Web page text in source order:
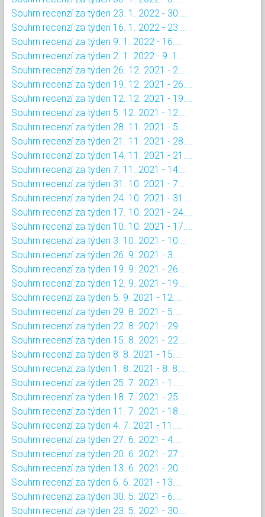
Souhrn recenzí za týden 23. 1. 2022 - 30....
Souhrn recenzí za týden 16. 1. 2022 - 23....
Souhrn recenzí za týden 9. 1. 2022 - 16....
Souhrn recenzí za týden 2. 1. 2022 - 9. 1....
Souhrn recenzí za týden 26. 12. 2021 - 2....
Souhrn recenzí za týden 19. 12. 2021 - 26....
Souhrn recenzí za týden 12. 12. 2021 - 19....
Souhrn recenzí za týden 5. 12. 2021 - 12....
Souhrn recenzí za týden 28. 11. 2021 - 5....
Souhrn recenzí za týden 21. 11. 2021 - 28....
Souhrn recenzí za týden 14. 11. 2021 - 21....
Souhrn recenzí za týden 7. 11. 2021 - 14....
Souhrn recenzí za týden 31. 10. 2021 - 7....
Souhrn recenzí za týden 24. 10. 2021 - 31....
Souhrn recenzí za týden 17. 10. 2021 - 24....
Souhrn recenzí za týden 10. 10. 2021 - 17....
Souhrn recenzí za týden 3. 10. 2021 - 10....
Souhrn recenzí za týden 26. 9. 2021 - 3....
Souhrn recenzí za týden 19. 9. 2021 - 26....
Souhrn recenzí za týden 12. 9. 2021 - 19....
Souhrn recenzí za týden 5. 9. 2021 - 12....
Souhrn recenzí za týden 29. 8. 2021 - 5....
Souhrn recenzí za týden 22. 8. 2021 - 29....
Souhrn recenzí za týden 15. 8. 2021 - 22....
Souhrn recenzí za týden 8. 8. 2021 - 15....
Souhrn recenzí za týden 1. 8. 2021 - 8. 8....
Souhrn recenzí za týden 25. 7. 2021 - 1....
Souhrn recenzí za týden 18. 7. 2021 - 25....
Souhrn recenzí za týden 11. 7. 2021 - 18....
Souhrn recenzí za týden 4. 7. 2021 - 11....
Souhrn recenzí za týden 27. 6. 2021 - 4....
Souhrn recenzí za týden 20. 6. 2021 - 27....
Souhrn recenzí za týden 13. 6. 2021 - 20....
Souhrn recenzí za týden 6. 6. 2021 - 13....
Souhrn recenzí za týden 30. 5. 2021 - 6....
Souhrn recenzí za týden 23. 5. 2021 - 30....